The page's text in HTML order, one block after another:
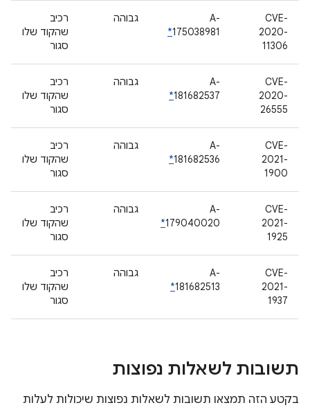
CVE-
2020-
11306
A-
175038981
*
גבוהה
רכיב
שהקוד שלו
סגור
CVE-
2020-
26555
A-
181682537
*
גבוהה
רכיב
שהקוד שלו
סגור
CVE-
2021-
1900
A-
181682536
*
גבוהה
רכיב
שהקוד שלו
סגור
CVE-
2021-
1925
A-
179040020
*
גבוהה
רכיב
שהקוד שלו
סגור
CVE-
2021-
1937
A-
181682513
*
גבוהה
רכיב
שהקוד שלו
סגור
תשובות לשאלות נפוצות
בקטע הזה תמצאו תשובות לשאלות נפוצות שיכולות לעלות